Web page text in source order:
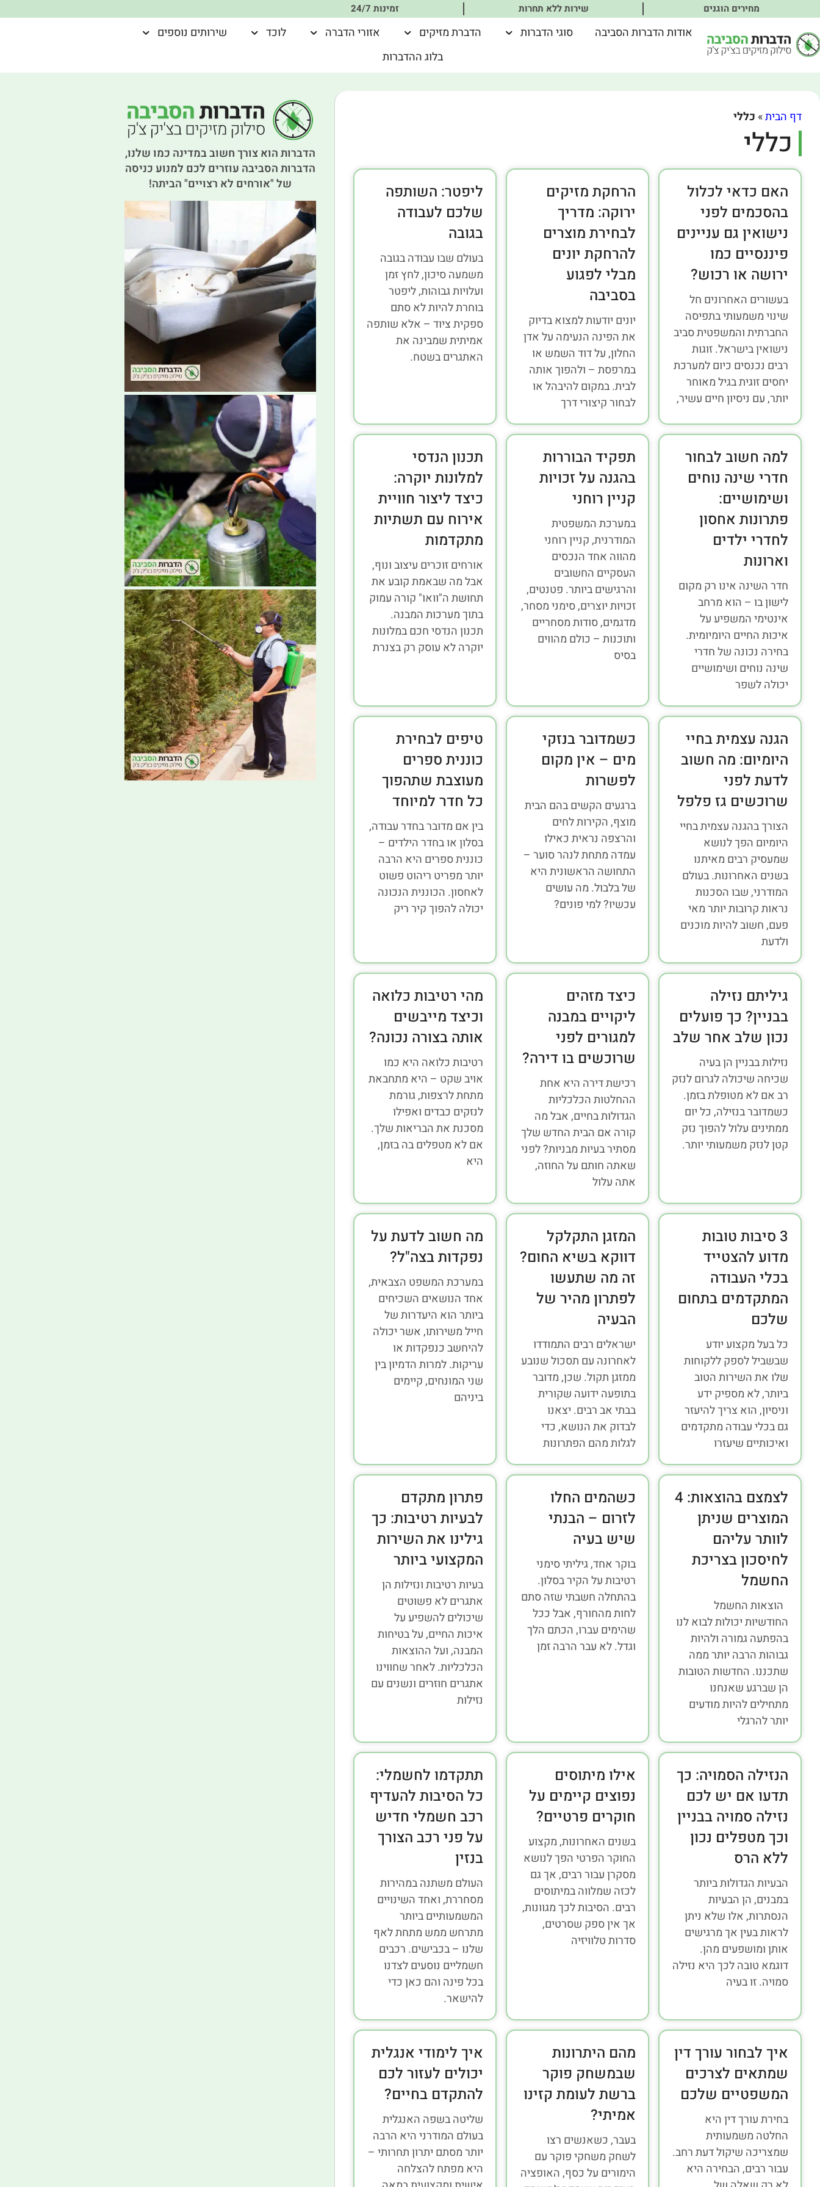
מחירים הוגנים שירות ללא תחרות זמינות 24/7
אודות הדברות הסביבה סוגי הדברות הדברת מזיקים אזורי הדברה לוכד
שירותים נוספים
בלוג ההדברות
דף הבית» כללי
כללי
האם כדאי לכלול
בהסכמים לפני
נישואין גם עניינים
פיננסיים כמו
ירושה או רכוש?
בעשורים האחרונים חל
שינוי משמעותי בתפיסה
החברתית והמשפטית סביב
נישואין בישראל. זוגות
רבים נכנסים כיום למערכת
יחסים זוגית בגיל מאוחר
יותר, עם ניסיון חיים עשיר,
הרחקת מזיקים
ירוקה: מדריך
לבחירת מוצרים
להרחקת יונים
מבלי לפגוע
בסביבה
יונים יודעות למצוא בדיוק
את הפינה הנעימה על אדן
החלון, על דוד השמש או
במרפסת – ולהפוך אותה
לבית. במקום להיבהל או
לבחור קיצורי דרך
ליפטר: השותפה
שלכם לעבודה
בגובה
בעולם שבו עבודה בגובה
משמעה סיכון, לחץ זמן
ועלויות גבוהות, ליפטר
בוחרת להיות לא סתם
ספקית ציוד – אלא שותפה
אמיתית שמבינה את
האתגרים בשטח.
למה חשוב לבחור
חדרי שינה נוחים
ושימושיים:
פתרונות אחסון
לחדרי ילדים
וארונות
חדר השינה אינו רק מקום
לישון בו – הוא מרחב
אינטימי המשפיע על
איכות החיים היומיומית.
בחירה נכונה של חדרי
שינה נוחים ושימושיים
יכולה לשפר
תפקיד הבוררות
בהגנה על זכויות
קניין רוחני
במערכת המשפטית
המודרנית, קניין רוחני
מהווה אחד הנכסים
העסקיים החשובים
והרגישים ביותר. פטנטים,
זכויות יוצרים, סימני מסחר,
מדגמים, סודות מסחריים
ותוכנות – כולם מהווים
בסיס
תכנון הנדסי
למלונות יוקרה:
כיצד ליצור חוויית
אירוח עם תשתיות
מתקדמות
אורחים זוכרים עיצוב ונוף,
אבל מה שבאמת קובע את
תחושת ה"וואו" קורה עמוק
בתוך מערכות המבנה.
תכנון הנדסי חכם במלונות
יוקרה לא עוסק רק בצנרת
הגנה עצמית בחיי
היומיום: מה חשוב
לדעת לפני
שרוכשים גז פלפל
הצורך בהגנה עצמית בחיי
היומיום הפך לנושא
שמעסיק רבים מאיתנו
בשנים האחרונות. בעולם
המודרני, שבו הסכנות
נראות קרובות יותר מאי
פעם, חשוב להיות מוכנים
ולדעת
כשמדובר בנזקי
מים – אין מקום
לפשרות
ברגעים הקשים בהם הבית
מוצף, הקירות לחים
והרצפה נראית כאילו
עמדה מתחת לנהר סוער –
התחושה הראשונית היא
של בלבול. מה עושים
עכשיו? למי פונים?
טיפים לבחירת
כוננית ספרים
מעוצבת שתהפוך
כל חדר למיוחד
בין אם מדובר בחדר עבודה,
בסלון או בחדר הילדים –
כוננית ספרים היא הרבה
יותר מפריט ריהוט פשוט
לאחסון. הכוננית הנכונה
יכולה להפוך קיר ריק
גיליתם נזילה
בבניין? כך פועלים
נכון שלב אחר שלב
נזילות בבניין הן בעיה
שכיחה שיכולה לגרום לנזק
רב אם לא מטופלת בזמן.
כשמדובר בנזילה, כל יום
ממתינים עלול להפוך נזק
קטן לנזק משמעותי יותר.
כיצד מזהים
ליקויים במבנה
למגורים לפני
שרוכשים בו דירה?
רכישת דירה היא אחת
ההחלטות הכלכליות
הגדולות בחיים, אבל מה
קורה אם הבית החדש שלך
מסתיר בעיות מבניות? לפני
שאתה חותם על החוזה,
אתה עלול
מהי רטיבות כלואה
וכיצד מייבשים
אותה בצורה נכונה?
רטיבות כלואה היא כמו
אויב שקט – היא מתחבאת
מתחת לרצפות, גורמת
לנזקים כבדים ואפילו
מסכנת את הבריאות שלך.
אם לא מטפלים בה בזמן,
היא
3 סיבות טובות
מדוע להצטייד
בכלי העבודה
המתקדמים בתחום
שלכם
כל בעל מקצוע יודע
שבשביל לספק ללקוחות
שלו את השירות הטוב
ביותר, לא מספיק ידע
וניסיון, הוא צריך להיעזר
גם בכלי עבודה מתקדמים
ואיכותיים שיעזרו
המזגן התקלקל
דווקא בשיא החום?
זה מה שתעשו
לפתרון מהיר של
הבעיה
ישראלים רבים התמודדו
לאחרונה עם תסכול שנובע
ממזגן תקול. שכן, מדובר
בתופעה ידועה שקורית
בבתי אב רבים. יצאנו
לבדוק את הנושא, כדי
לגלות מהם הפתרונות
מה חשוב לדעת על
נפקדות בצה"ל?
במערכת המשפט הצבאית,
אחד הנושאים השכיחים
ביותר הוא היעדרות של
חייל משירותו, אשר יכולה
להיחשב כנפקדות או
עריקות. למרות הדמיון בין
שני המונחים, קיימים
ביניהם
לצמצם בהוצאות: 4
המוצרים שניתן
לוותר עליהם
לחיסכון בצריכת
החשמל
הוצאות החשמל
החודשיות יכולות לבוא לנו
בהפתעה גמורה ולהיות
גבוהות הרבה יותר ממה
שתכננו. החדשות הטובות
הן שברגע שאנחנו
מתחילים להיות מודעים
יותר להרגלי
כשהמים החלו
לזרום – הבנתי
שיש בעיה
בוקר אחד, גיליתי סימני
רטיבות על הקיר בסלון.
בהתחלה חשבתי שזה סתם
לחות מהחורף, אבל ככל
שהימים עברו, הכתם הלך
וגדל. לא עבר הרבה זמן
פתרון מתקדם
לבעיות רטיבות: כך
גילינו את השירות
המקצועי ביותר
בעיות רטיבות ונזילות הן
אתגרים לא פשוטים
שיכולים להשפיע על
איכות החיים, על בטיחות
המבנה, ועל ההוצאות
הכלכליות. לאחר שחווינו
אתגרים חוזרים ונשנים עם
נזילות
הנזילה הסמויה: כך
תדעו אם יש לכם
נזילה סמויה בבניין
וכך מטפלים נכון
ללא הרס
הבעיות הגדולות ביותר
במבנים, הן הבעיות
הנסתרות, אלו שלא ניתן
לראות בעין אך מרגישים
אותן ומושפעים מהן.
דוגמא טובה לכך היא נזילה
סמויה. זו בעיה
אילו מיתוסים
נפוצים קיימים על
חוקרים פרטיים?
בשנים האחרונות, מקצוע
החוקר הפרטי הפך לנושא
מסקרן עבור רבים, אך גם
לכזה שמלווה במיתוסים
רבים. הסיבות לכך מגוונות,
אך אין ספק שסרטים,
סדרות טלוויזיה
תתקדמו לחשמלי:
כל הסיבות להעדיף
רכב חשמלי חדיש
על פני רכב הצורך
בנזין
העולם משתנה במהירות
מסחררת, ואחד השינויים
המשמעותיים ביותר
מתרחש ממש מתחת לאף
שלנו – בכבישים. רכבים
חשמליים נוסעים לצדנו
בכל פינה והם כאן כדי
להישאר.
איך לבחור עורך דין
שמתאים לצרכים
המשפטיים שלכם
בחירת עורך דין היא
החלטה משמעותית
שמצריכה שיקול דעת רחב.
עבור רבים, הבחירה היא
מהם היתרונות
שבמשחק פוקר
ברשת לעומת קזינו
אמיתי?
בעבר, כשאנשים רצו
לשחק משחקי פוקר עם
הימורים על כסף, האופציה
איך לימודי אנגלית
יכולים לעזור לכם
להתקדם בחיים?
שליטה בשפה האנגלית
בעולם המודרני היא הרבה
יותר מסתם יתרון תחרותי –
היא מפתח להצלחה
הדברות הוא צורך חשוב במדינה כמו שלנו,
הדברות הסביבה עוזרים לכם למנוע כניסה
של "אורחים לא רצויים" הביתה!